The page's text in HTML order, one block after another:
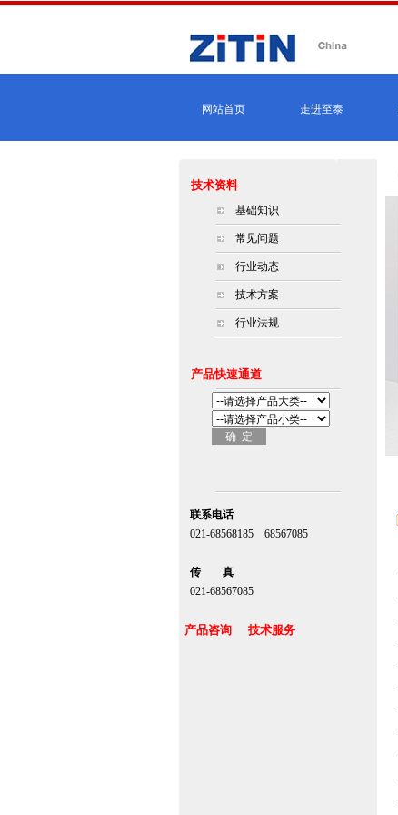
网站首页 走进至泰
技术资料
基础知识
常见问题
行业动态
技术方案
行业法规
产品快速通道
联系电话
021-68568185 68567085
传 真
021-68567085
产品咨询 技术服务